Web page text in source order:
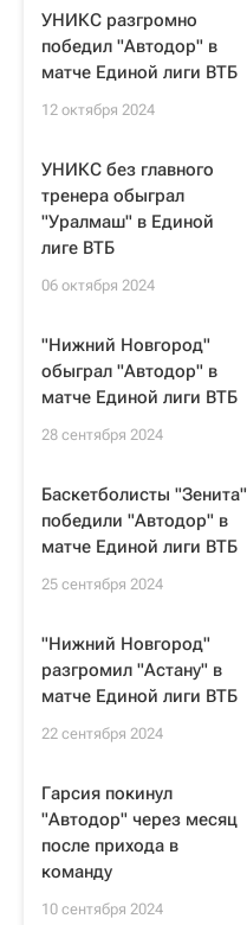
УНИКС разгромно
победил "Автодор" в
матче Единой лиги ВТБ
12 октября 2024
УНИКС без главного
тренера обыграл
"Уралмаш" в Единой
лиге ВТБ
06 октября 2024
"Нижний Новгород"
обыграл "Автодор" в
матче Единой лиги ВТБ
28 сентября 2024
Баскетболисты "Зенита"
победили "Автодор" в
матче Единой лиги ВТБ
25 сентября 2024
"Нижний Новгород"
разгромил "Астану" в
матче Единой лиги ВТБ
22 сентября 2024
Гарсия покинул
"Автодор" через месяц
после прихода в
команду
10 сентября 2024